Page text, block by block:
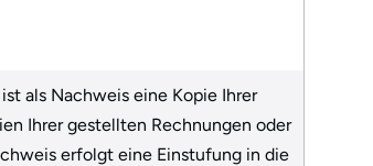
als Nachweis eine Kopie Ihrer
Ihrer gestellten Rechnungen oder
erfolgt eine Einstufung in die